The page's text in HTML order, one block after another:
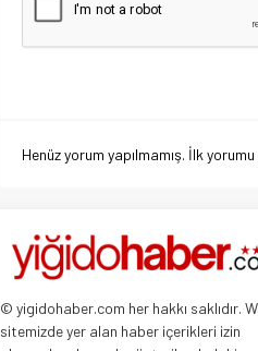
Henüz yorum yapılmamış. İlk
© yigidohaber.com her hakkı saklıdır.
sitemizde yer alan haber içerikleri izin